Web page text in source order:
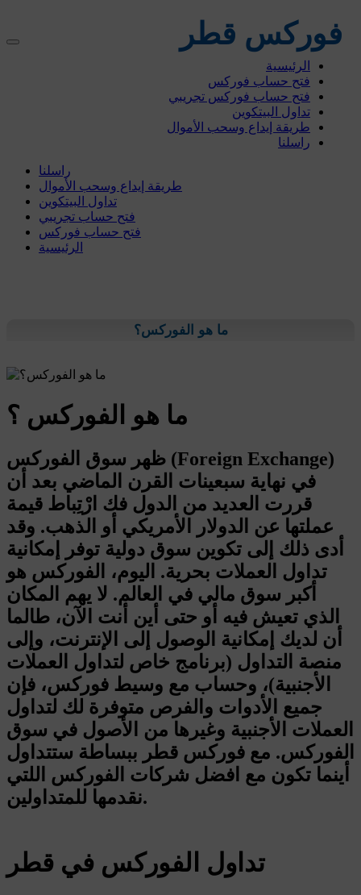
فوركس قطر
الرئيسية
فتح حساب فوركس
فتح حساب فوركس تجريبي
تداول البيتكوين
طريقة إيداع وسحب الأموال
راسلنا
راسلنا
طريقة إيداع وسحب الأموال
تداول البيتكوين
فتح حساب تجريبي
فتح حساب فوركس
الرئيسية
ما هو الفوركس؟
ما هو الفوركس ؟
ظهر سوق الفوركس (Foreign Exchange)
في نهاية سبعينات القرن الماضي بعد أن
قررت العديد من الدول فك ارْتِباط قيمة
عملتها عن الدولار الأمريكي أو الذهب. وقد
أدى ذلك إلى تكوين سوق دولية توفر إمكانية
تداول العملات بحرية. اليوم، الفوركس هو
أكبر سوق مالي في العالم. لا يهم المكان
الذي تعيش فيه أو حتى أين أنت الآن، طالما
أن لديك إمكانية الوصول إلى الإنترنت، وإلى
منصة التداول (برنامج خاص لتداول العملات
الأجنبية)، وحساب مع وسيط فوركس، فإن
جميع الأدوات والفرص متوفرة لك لتداول
العملات الأجنبية وغيرها من الأصول في سوق
الفوركس. مع فوركس قطر ببساطة ستتداول
أينما تكون مع افضل شركات الفوركس اللتي
نقدمها للمتداولين.
تداول الفوركس في قطر